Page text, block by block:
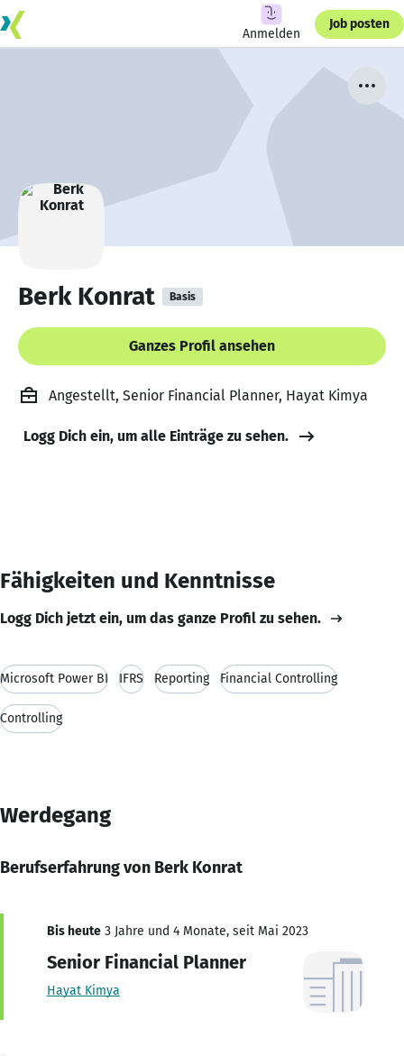
Anmelden
Job posten
Berk Konrat Basis
Ganzes Profil ansehen
Angestellt, Senior Financial Planner, Hayat Kimya
Logg Dich ein, um alle Einträge zu sehen.
Fähigkeiten und Kenntnisse
Logg Dich jetzt ein, um das ganze Profil zu sehen.
Microsoft Power BI IFRS Reporting Financial Controlling
Controlling
Werdegang
Berufserfahrung von Berk Konrat
Bis heute 3 Jahre und 4 Monate, seit Mai 2023
Senior Financial Planner
Hayat Kimya